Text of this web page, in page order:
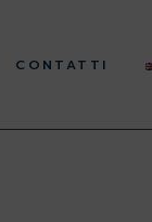
CONTATTI